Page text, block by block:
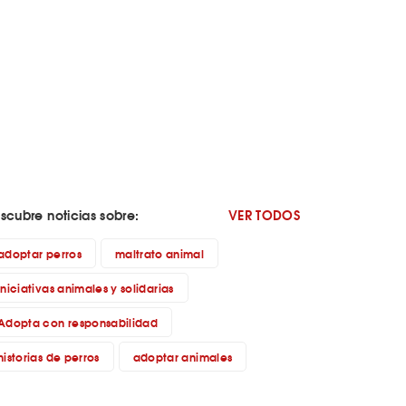
noticias sobre: VER TODOS
perros
maltrato animal
animales y solidarias
con responsabilidad
de perros
adoptar animales